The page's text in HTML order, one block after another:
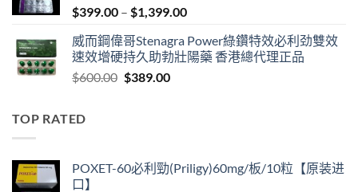
$399.00 – $1,399.00Price
$399.00
through
威而鋼偉哥Stenagra Power綠鑽特效必利劲雙效
速效增硬持久助勃壯陽藥 香港總代理正品
$600.00 Original
$389.00Current
TOP RATED
POXET-60必利勁(Priligy)60mg/板/10粒【原装进
口】